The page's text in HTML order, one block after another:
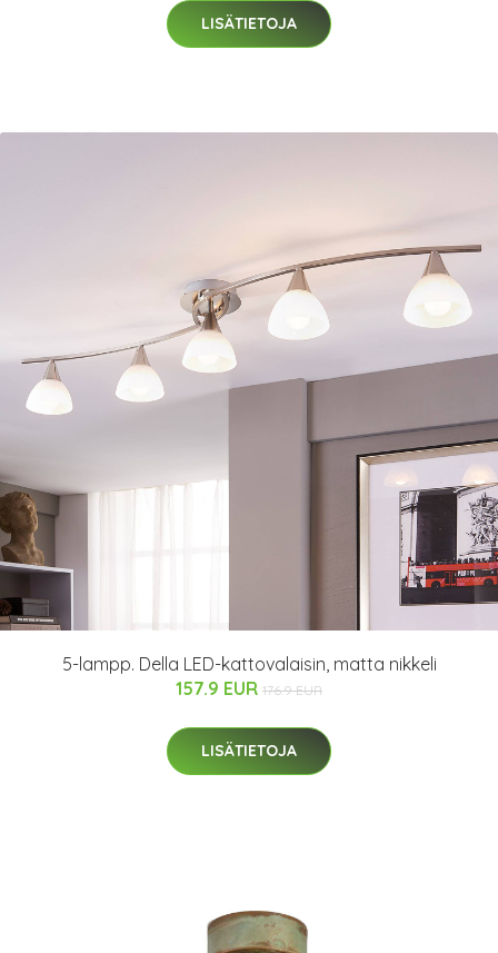
LISÄTIETOJA
5-lampp. Della LED-kattovalaisin, matta nikkeli
157.9 EUR 176.9 EUR
LISÄTIETOJA